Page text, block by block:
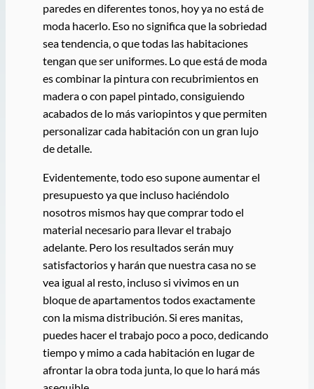
paredes en diferentes tonos, hoy ya no está de
moda hacerlo. Eso no significa que la sobriedad
sea tendencia, o que todas las habitaciones
tengan que ser uniformes. Lo que está de moda
es combinar la pintura con recubrimientos en
madera o con papel pintado, consiguiendo
acabados de lo más variopintos y que permiten
personalizar cada habitación con un gran lujo
de detalle.
Evidentemente, todo eso supone aumentar el
presupuesto ya que incluso haciéndolo
nosotros mismos hay que comprar todo el
material necesario para llevar el trabajo
adelante. Pero los resultados serán muy
satisfactorios y harán que nuestra casa no se
vea igual al resto, incluso si vivimos en un
bloque de apartamentos todos exactamente
con la misma distribución. Si eres manitas,
puedes hacer el trabajo poco a poco, dedicando
tiempo y mimo a cada habitación en lugar de
afrontar la obra toda junta, lo que lo hará más